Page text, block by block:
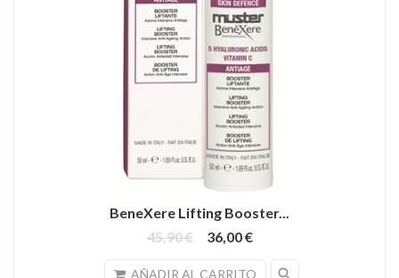
BeneXere Lifting Booster...
45,90 €
36,00 €
AÑADIR AL CARRITO search